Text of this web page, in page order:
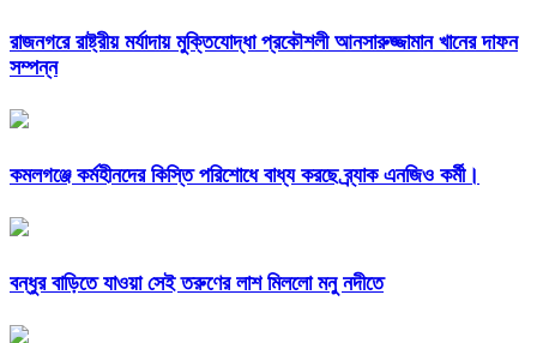
রাজনগরে রাষ্ট্রীয় মর্যাদায় মুক্তিযোদ্ধা প্রকৌশলী আনসারুজ্জামান খানের দাফন
সম্পন্ন
কমলগঞ্জে কর্মহীনদের কিস্তি পরিশোধে বাধ্য করছে ব্র্যাক এনজিও কর্মী।
বন্ধুর বাড়িতে যাওয়া সেই তরুণের লাশ মিললো মনু নদীতে